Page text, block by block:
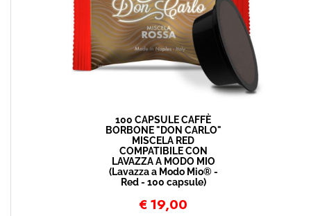
100 CAPSULE CAFFÈ
BORBONE "DON CARLO"
MISCELA RED
COMPATIBILE CON
LAVAZZA A MODO MIO
(Lavazza a Modo Mio® -
Red - 100 capsule)
€ 19,00